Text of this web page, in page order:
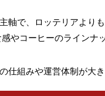
軸で、ロッテリアより
やコーヒーのラインナ
仕組みや運営体制が大